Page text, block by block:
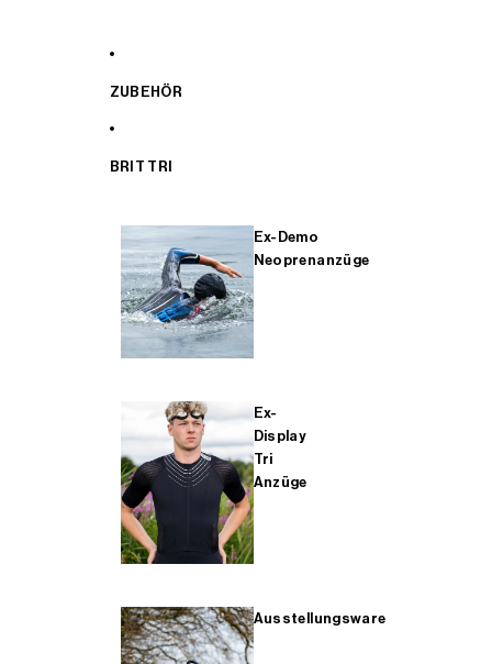
ZUBEHÖR
BRIT TRI
Ex-Demo
Neoprenanzüge
Ex-
Display
Tri
Anzüge
Ausstellungsware